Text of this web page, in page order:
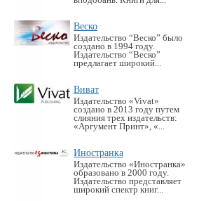
Веско
Издательство “Веско” было
создано в 1994 году.
Издательство “Веско”
предлагает широкий...
Виват
Издательство «Vivat»
создано в 2013 году путем
слияния трех издательств:
«Аргумент Принт», «...
Иностранка
Издательство «Иностранка»
образовано в 2000 году.
Издательство представляет
широкий спектр книг...